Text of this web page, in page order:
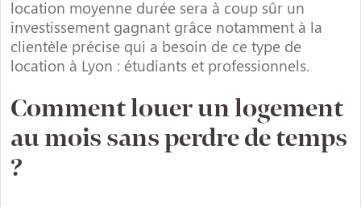
location moyenne durée sera à coup sûr un
investissement gagnant grâce notamment à la
clientèle précise qui a besoin de ce type de
location à Lyon : étudiants et professionnels.
Comment louer un logement
au mois sans perdre de temps
?